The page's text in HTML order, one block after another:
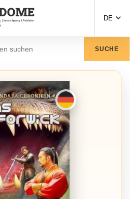
DE
SUCHE